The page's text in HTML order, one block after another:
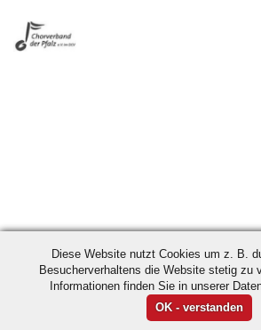
Diese Website nutzt Cookies um z. B.
Besucherverhaltens die Website stetig zu
Informationen finden Sie in unserer